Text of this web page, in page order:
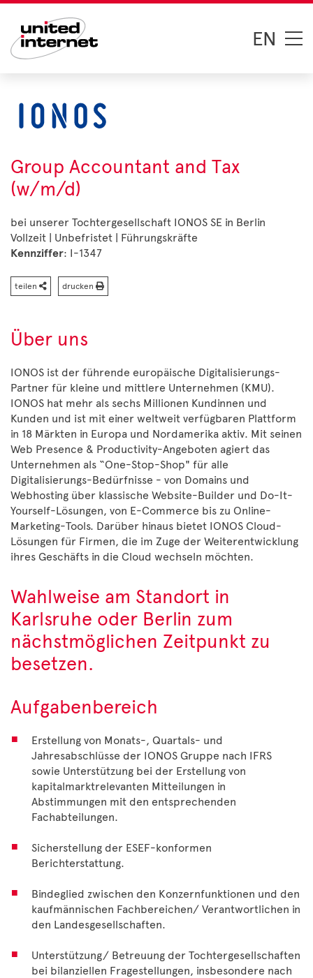
EN
Group Accountant and Tax
(w/m/d)
bei unserer Tochtergesellschaft IONOS SE in Berlin
Vollzeit | Unbefristet | Führungskräfte
Kennziffer: I-1347
teilen drucken
Über uns
IONOS ist der führende europäische Digitalisierungs-
Partner für kleine und mittlere Unternehmen (KMU).
IONOS hat mehr als sechs Millionen Kundinnen und
Kunden und ist mit einer weltweit verfügbaren Plattform
in 18 Märkten in Europa und Nordamerika aktiv. Mit seinen
Web Presence & Productivity-Angeboten agiert das
Unternehmen als “One-Stop-Shop" für alle
Digitalisierungs-Bedürfnisse - von Domains und
Webhosting über klassische Website-Builder und Do-It-
Yourself-Lösungen, von E-Commerce bis zu Online-
Marketing-Tools. Darüber hinaus bietet IONOS Cloud-
Lösungen für Firmen, die im Zuge der Weiterentwicklung
ihres Geschäfts in die Cloud wechseln möchten.
Wahlweise am Standort in
Karlsruhe oder Berlin zum
nächstmöglichen Zeitpunkt zu
besetzen.
Aufgabenbereich
Erstellung von Monats-, Quartals- und
Jahresabschlüsse der IONOS Gruppe nach IFRS
sowie Unterstützung bei der Erstellung von
kapitalmarktrelevanten Mitteilungen in
Abstimmungen mit den entsprechenden
Fachabteilungen.
Sicherstellung der ESEF-konformen
Berichterstattung.
Bindeglied zwischen den Konzernfunktionen und den
kaufmännischen Fachbereichen/ Verantwortlichen in
den Landesgesellschaften.
Unterstützung/ Betreuung der Tochtergesellschaften
bei bilanziellen Fragestellungen, insbesondere nach